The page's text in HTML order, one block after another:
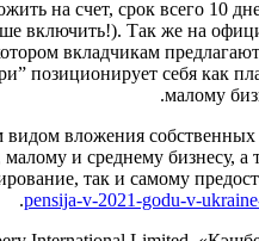
на счет, срок всего 10
включить!). Так же на
вкладчикам
позиционирует себя как
малому
вложения
и среднему бизнесу, а
так и самому
pensija-v-2021-godu-v-